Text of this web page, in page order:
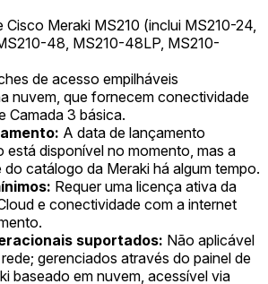
Cisco Meraki MS210 (inclui MS210-24,
48, MS210-48LP, MS210-
de acesso empilháveis
nuvem, que fornecem conectividade
Camada 3 básica.
A data de lançamento
está disponível no momento, mas a
do catálogo da Meraki há algum tempo.
Requer uma licença ativa da
e conectividade com a internet
suportados: Não aplicável
gerenciados através do painel de
baseado em nuvem, acessível via